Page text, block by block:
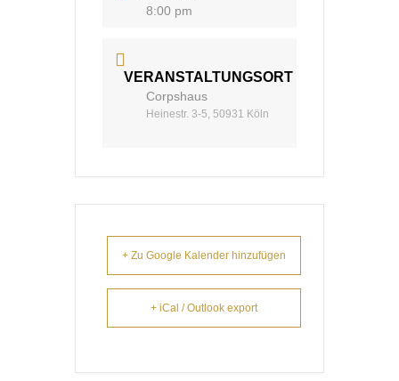
8:00 pm
VERANSTALTUNGSORT
Corpshaus
Heinestr. 3-5, 50931 Köln
+ Zu Google Kalender hinzufügen
+ iCal / Outlook export